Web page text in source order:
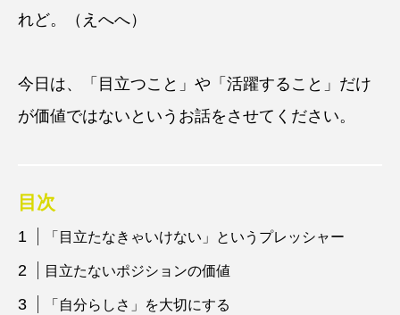
れど。（えへへ）
今日は、「目立つこと」や「活躍すること」だけ
が価値ではないというお話をさせてください。
目次
「目立たなきゃいけない」というプレッシャー
目立たないポジションの価値
「自分らしさ」を大切にする